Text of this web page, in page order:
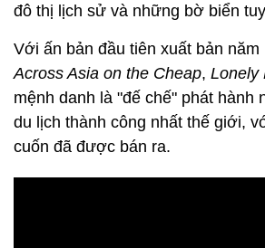
đô thị lịch sử và những bờ biển
Với ấn bản đầu tiên xuất bản năm
Across Asia on the Cheap, Lonely
mệnh danh là "đế chế" phát hành
du lịch thành công nhất thế giới,
cuốn đã được bán ra.